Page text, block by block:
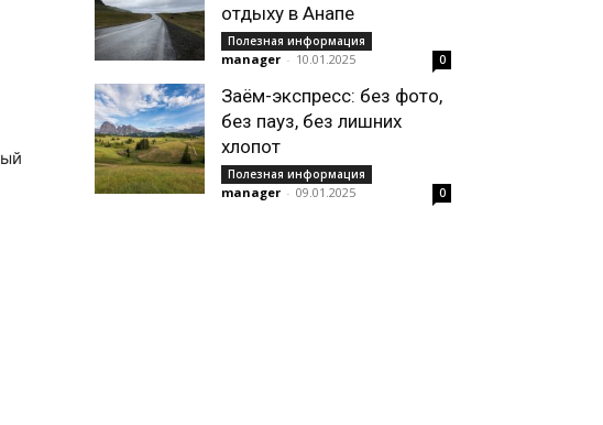
отдыху в Анапе
Полезная информация
manager - 10.01.2025 0
Заём-экспресс: без фото,
без пауз, без лишних
хлопот
Полезная информация
manager - 09.01.2025 0